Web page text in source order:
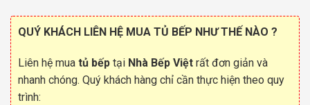
QUÝ KHÁCH LIÊN HỆ MUA TỦ BẾP NHƯ THẾ NÀO ?
Liên hệ mua tủ bếp tại Nhà Bếp Việt rất đơn giản và
nhanh chóng. Quý khách hàng chỉ cần thực hiện theo quy
trình: